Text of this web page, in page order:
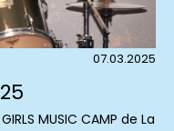
07.03.2025
MUSIC CAMP de La